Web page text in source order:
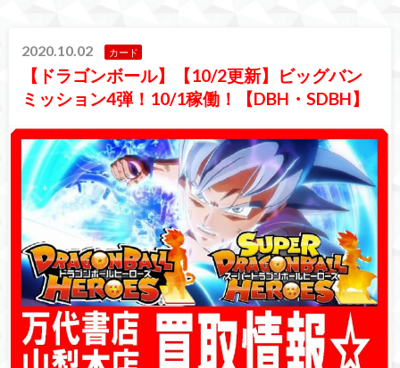
2020.10.02 カード
【ドラゴンボール】【10/2更新】ビッグバン
ミッション4弾！10/1稼働！【DBH・SDBH】